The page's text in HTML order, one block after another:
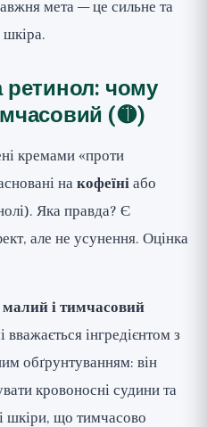
мета — це сильне та
шкіра.
ретинол: чому
(🟡)
кремами «проти
накофеїніабо
Яка правда? Є
але не усунення. Оцінка
і тимчасовий
інгредієнтом з
обґрунтуванням: він
кровоносні судини та
шкіри, що тимчасово